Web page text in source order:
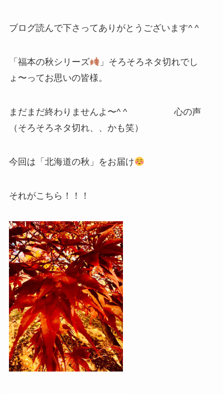
ブログ読んで下さってありがとうございます^ ^
「福本の秋シリーズ
」そろそろネタ切れでし
ょ〜ってお思いの皆様。
まだまだ終わりませんよ〜^ ^ 心の声
（そろそろネタ切れ、、かも笑）
今回は「北海道の秋」をお届け
それがこちら！！！